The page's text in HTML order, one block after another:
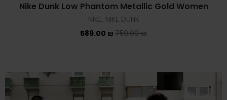
Nike Dunk Low Phantom Metallic Gold Women
NIKE, NIKE DUNK
759.00₪
589.00 ₪